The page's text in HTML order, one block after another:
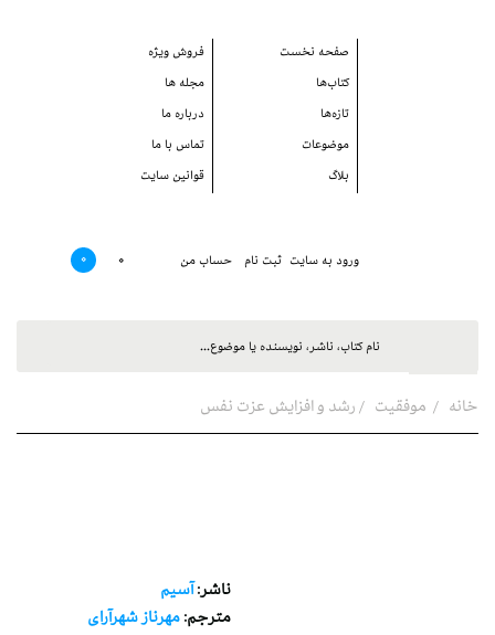
صفحه نخست
کتاب‌ها
تازه‌ها
موضوعات
بلاگ
فروش ويژه
مجله ها
درباره ما
تماس با ما
قوانین سایت
حساب من ثبت نام ورود به سایت 0
0
خانه موفقيت رشد و افزايش عزت نفس
ناشر: آسيم
مترجم: مهرناز شهرآراي